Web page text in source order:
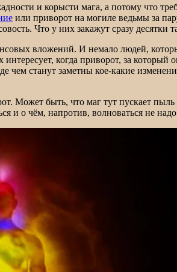
и корысти мага, а потому что
или приворот на могиле ведьмы за
Что у них закажут сразу
вложений. И немало людей,
когда приворот, за который
станут заметны кое-какие
быть, что маг тут пускает пыль
и о чём, напротив, волноваться не